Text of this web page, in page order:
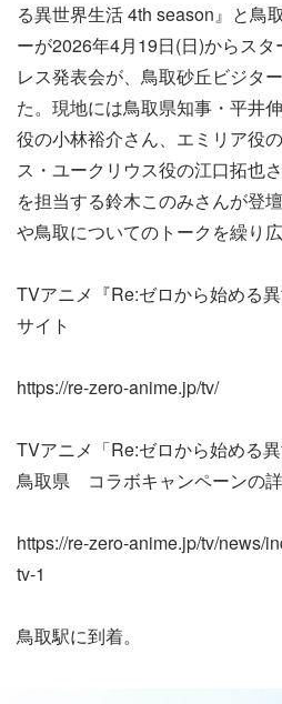
る異世界生活 4th season』と鳥
ーが2026年4月19日(日)からス
レス発表会が、鳥取砂丘ビジタ
た。現地には鳥取県知事・平井
役の小林裕介さん、エミリア役
ス・ユークリウス役の江口拓也
を担当する鈴木このみさんが登
や鳥取についてのトークを繰り広
TVアニメ『Re:ゼロから始める
サイト
https://re-zero-anime.jp/tv/
TVアニメ「Re:ゼロから始める
鳥取県 コラボキャンペーンの
https://re-zero-anime.jp/tv/news/
tv-1
鳥取駅に到着。